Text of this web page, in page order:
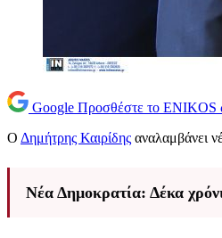
Google Προσθέστε το ENIKOS
Ο Δημήτρης Καιρίδης αναλαμβάνει
Νέα Δημοκρατία: Δέκα